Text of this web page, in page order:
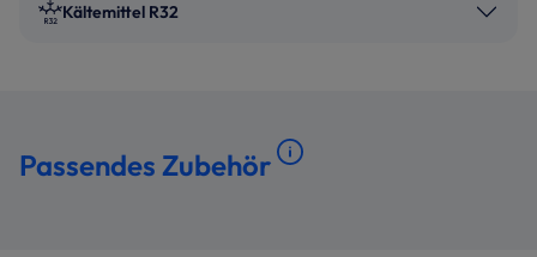
Kältemittel R32
Passendes Zubehör